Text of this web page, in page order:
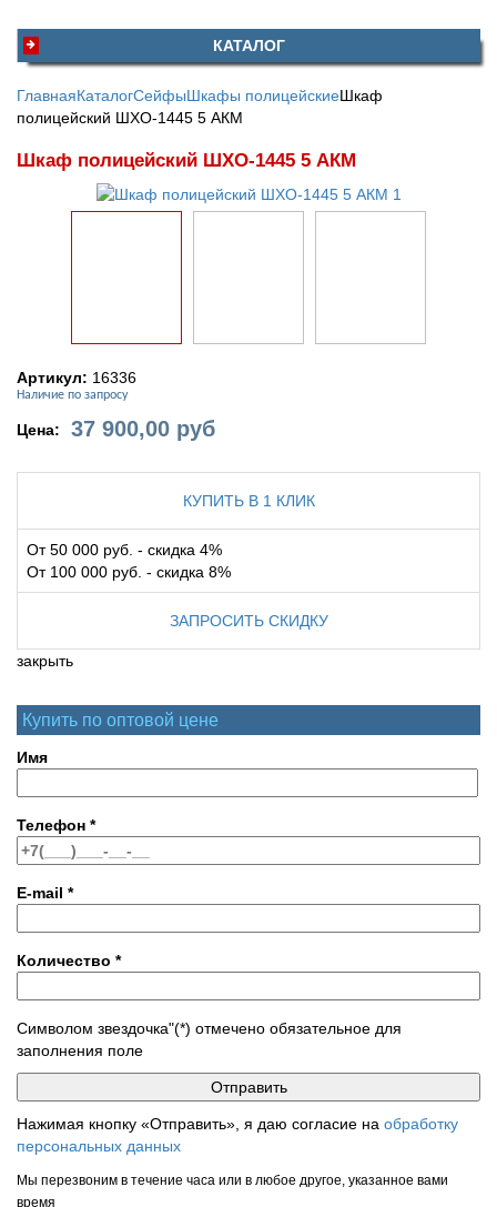
КАТАЛОГ
ГлавнаяКаталогСейфыШкафы полицейскиеШкаф
полицейский ШХО-1445 5 АКМ
Шкаф полицейский ШХО-1445 5 АКМ
Артикул: 16336
Наличие по запросу
Цена: 37 900,00 руб
КУПИТЬ В 1 КЛИК
От 50 000 руб. - скидка 4%
От 100 000 руб. - скидка 8%
ЗАПРОСИТЬ СКИДКУ
закрыть
Купить по оптовой цене
Имя
Телефон *
E-mail *
Количество *
Символом звездочка"(*) отмечено обязательное для
заполнения поле
Нажимая кнопку «Отправить», я даю согласие на обработку
персональных данных
Мы перезвоним в течение часа или в любое другое, указанное вами
время